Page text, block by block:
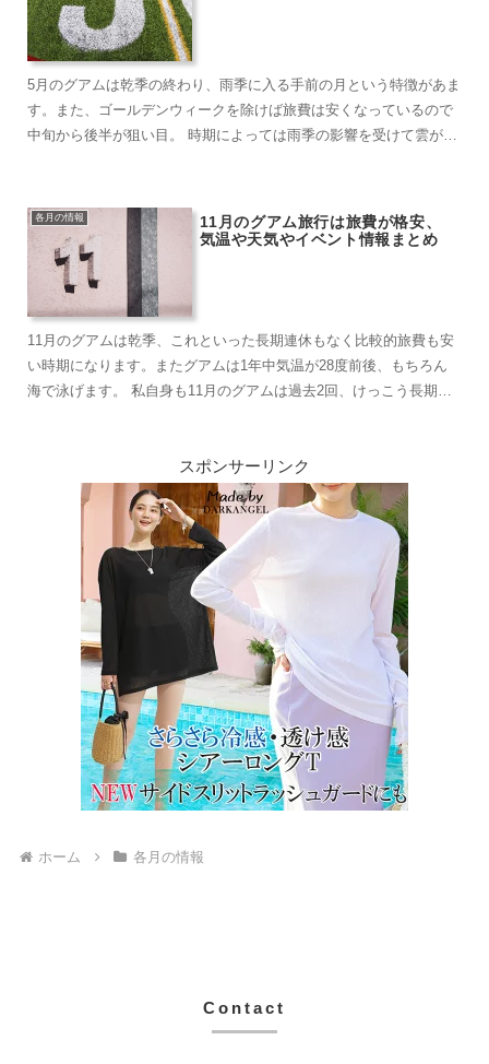
5月のグアムは乾季の終わり、雨季に入る手前の月という特徴があま
す。また、ゴールデンウィークを除けば旅費は安くなっているので
中旬から後半が狙い目。 時期によっては雨季の影響を受けて雲が多
各月の情報
11月のグアム旅行は旅費が格安、
気温や天気やイベント情報まとめ
11月のグアムは乾季、これといった長期連休もなく比較的旅費も安
い時期になります。またグアムは1年中気温が28度前後、もちろん
海で泳げます。 私自身も11月のグアムは過去2回、けっこう長期滞
スポンサーリンク
ホーム 各月の情報
Contact